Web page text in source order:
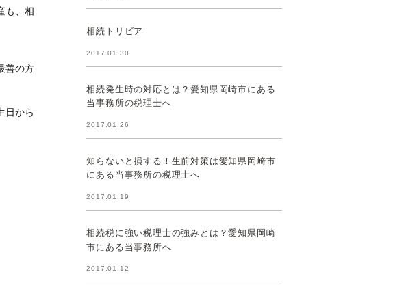
も、相
善の方
日から
相続トリビア
2017.01.30
相続発生時の対応とは？愛知県岡崎市にある
当事務所の税理士へ
2017.01.26
知らないと損する！生前対策は愛知県岡崎市
にある当事務所の税理士へ
2017.01.19
相続税に強い税理士の強みとは？愛知県岡崎
市にある当事務所へ
2017.01.12